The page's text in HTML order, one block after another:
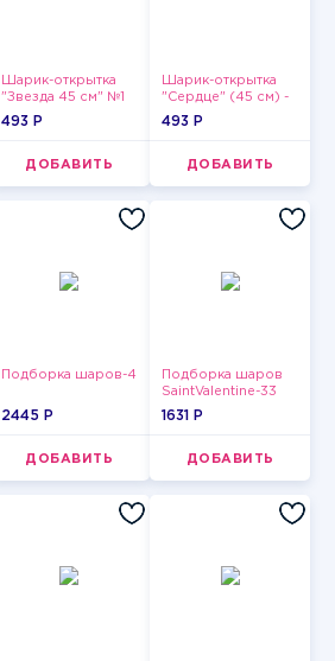
Шарик-открытка
"Звезда 45 см" №1
493 P
ДОБАВИТЬ
Шарик-открытка
"Сердце" (45 см) -
2
493 P
ДОБАВИТЬ
Подборка шаров-4
2445 P
ДОБАВИТЬ
Подборка шаров
SaintValentine-33
1631 P
ДОБАВИТЬ